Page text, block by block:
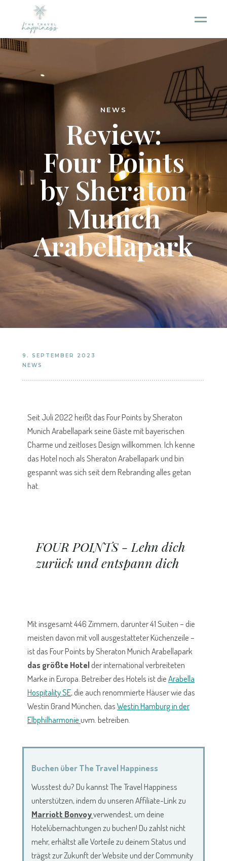
NEWS
Review:
Four Points
by Sheraton
Munich
Arabellapark
9. SEPTEMBER 2023
NEWS
Seit Juli 2022 heißt das Four Points by Sheraton
Munich Arabellapark seine Gäste mit bayerischen
Charme und zeitloses Design willkommen. Ich kenne
das Hotel noch als Sheraton Arabellapark und bin
gespannt was sich seit dem Rebranding alles getan
hat.
FOUR POINTS - Lehn dich
zurück und entspann dich
Mit insgesamt 446 Zimmern, darunter 41 Suiten – die
meisten davon mit voll ausgestatteter Küchenzeile –
ist das Four Points by Sheraton Munich Arabellapark
das größte Hotelder international verbreiteten
Marke in Europa. Betreiber des Hotels ist dieArabella
Hospitality SE, die auch renommierte Häuser wie das
Westin Grand München, dasWestin Hamburg in der
Elbphilharmonieuvm. betreiben.
Buchen über The Travel Happiness
Wusstest du? Du kannst The Travel Happiness
unterstützen, indem du unseren Affiliate-Link zu
Marriott Bonvoyverwendest, um deine
Hotelübernachtungen zu buchen! Du zahlst nicht
mehr, erhältst alle Vorteile zu deinem Status und
trägst zur Zukunft der Website und der Community